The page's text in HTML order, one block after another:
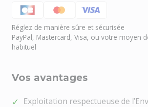
Réglez de manière sûre et sécurisée
PayPal, Mastercard, Visa, ou votre moyen
habituel
Vos avantages
Exploitation respectueuse de